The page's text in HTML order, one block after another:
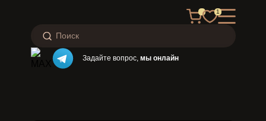
1
Задайте вопрос, мы онлайн